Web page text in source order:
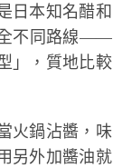
日本知名醋和
全不同路線——
」，質地比較
火鍋沾醬，味
另外加醬油就